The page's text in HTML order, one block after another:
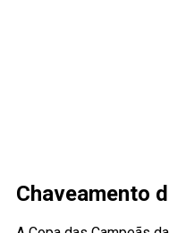
Chaveamento